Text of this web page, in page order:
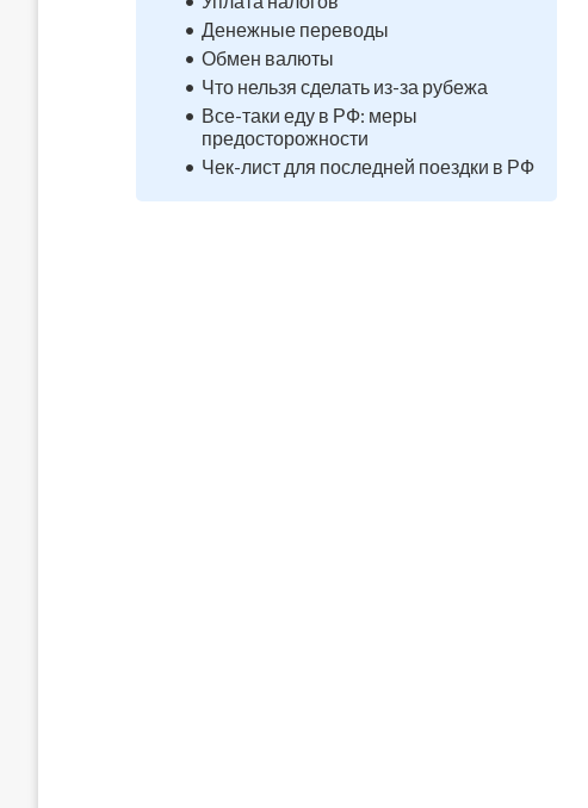
Денежные переводы
Обмен валюты
Что нельзя сделать из-за рубежа
Все-таки еду в РФ: меры
предосторожности
Чек-лист для последней поездки в РФ